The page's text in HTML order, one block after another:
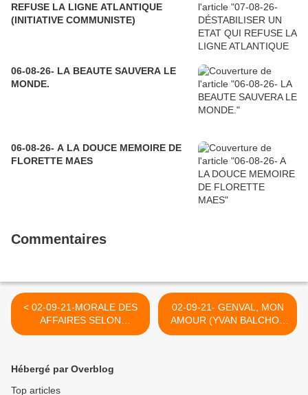
REFUSE LA LIGNE ATLANTIQUE
(INITIATIVE COMMUNISTE)
06-08-26- LA BEAUTE SAUVERA LE
MONDE.
06-08-26- A LA DOUCE MEMOIRE DE
FLORETTE MAES
Commentaires
< 02-09-21-MORALE DES
AFFAIRES SELON
SIMENON
02-09-21- GENVAL, MON
AMOUR (YVAN BALCHOY
>
Hébergé par Overblog
Top articles